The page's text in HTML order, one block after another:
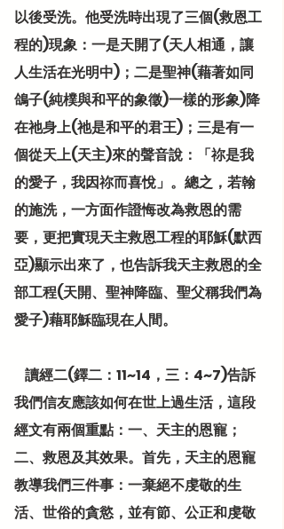
以後受洗。他受洗時出現了三個(救恩工
程的)現象：一是天開了(天人相通，讓
人生活在光明中)；二是聖神(藉著如同
鴿子(純樸與和平的象徵)一樣的形象)降
在祂身上(祂是和平的君王)；三是有一
個從天上(天主)來的聲音說：「祢是我
的愛子，我因祢而喜悅」。總之，若翰
的施洗，一方面作證悔改為救恩的需
要，更把實現天主救恩工程的耶穌(默西
亞)顯示出來了，也告訴我天主救恩的全
部工程(天開、聖神降臨、聖父稱我們為
愛子)藉耶穌臨現在人間。
我們信友應該如何在世上過生活，這段
經文有兩個重點：一、天主的恩寵；
二、救恩及其效果。首先，天主的恩寵
教導我們三件事：一棄絕不虔敬的生
活、世俗的貪慾，並有節、公正和虔敬